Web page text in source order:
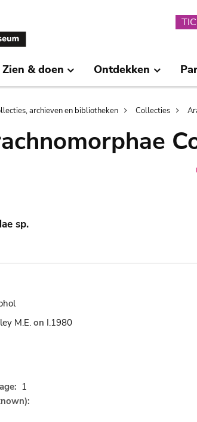
Zien & doen Ontdekken
archieven en bibliotheken Collecties
sp.
M.E. on I.1980
1